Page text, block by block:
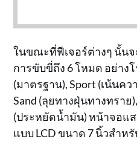
ในขณะที่ฟีเจอร์ต่างๆ นั้น
การขับขี่ถึง 6 โหมด อย่าง
(มาตรฐาน), Sport (เน้นค
Sand (ลุยทางฝุ่นทางทราย
(ประหยัดน้ำมัน) หน้าจอแ
แบบ LCD ขนาด 7 นิ้วสำ